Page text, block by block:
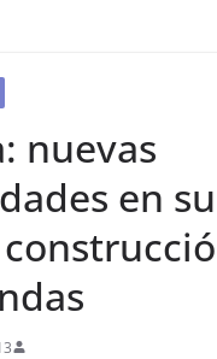
nuevas
en